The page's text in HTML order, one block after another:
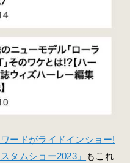
ワードがライドインショー!
タムショー2023」
もこれ